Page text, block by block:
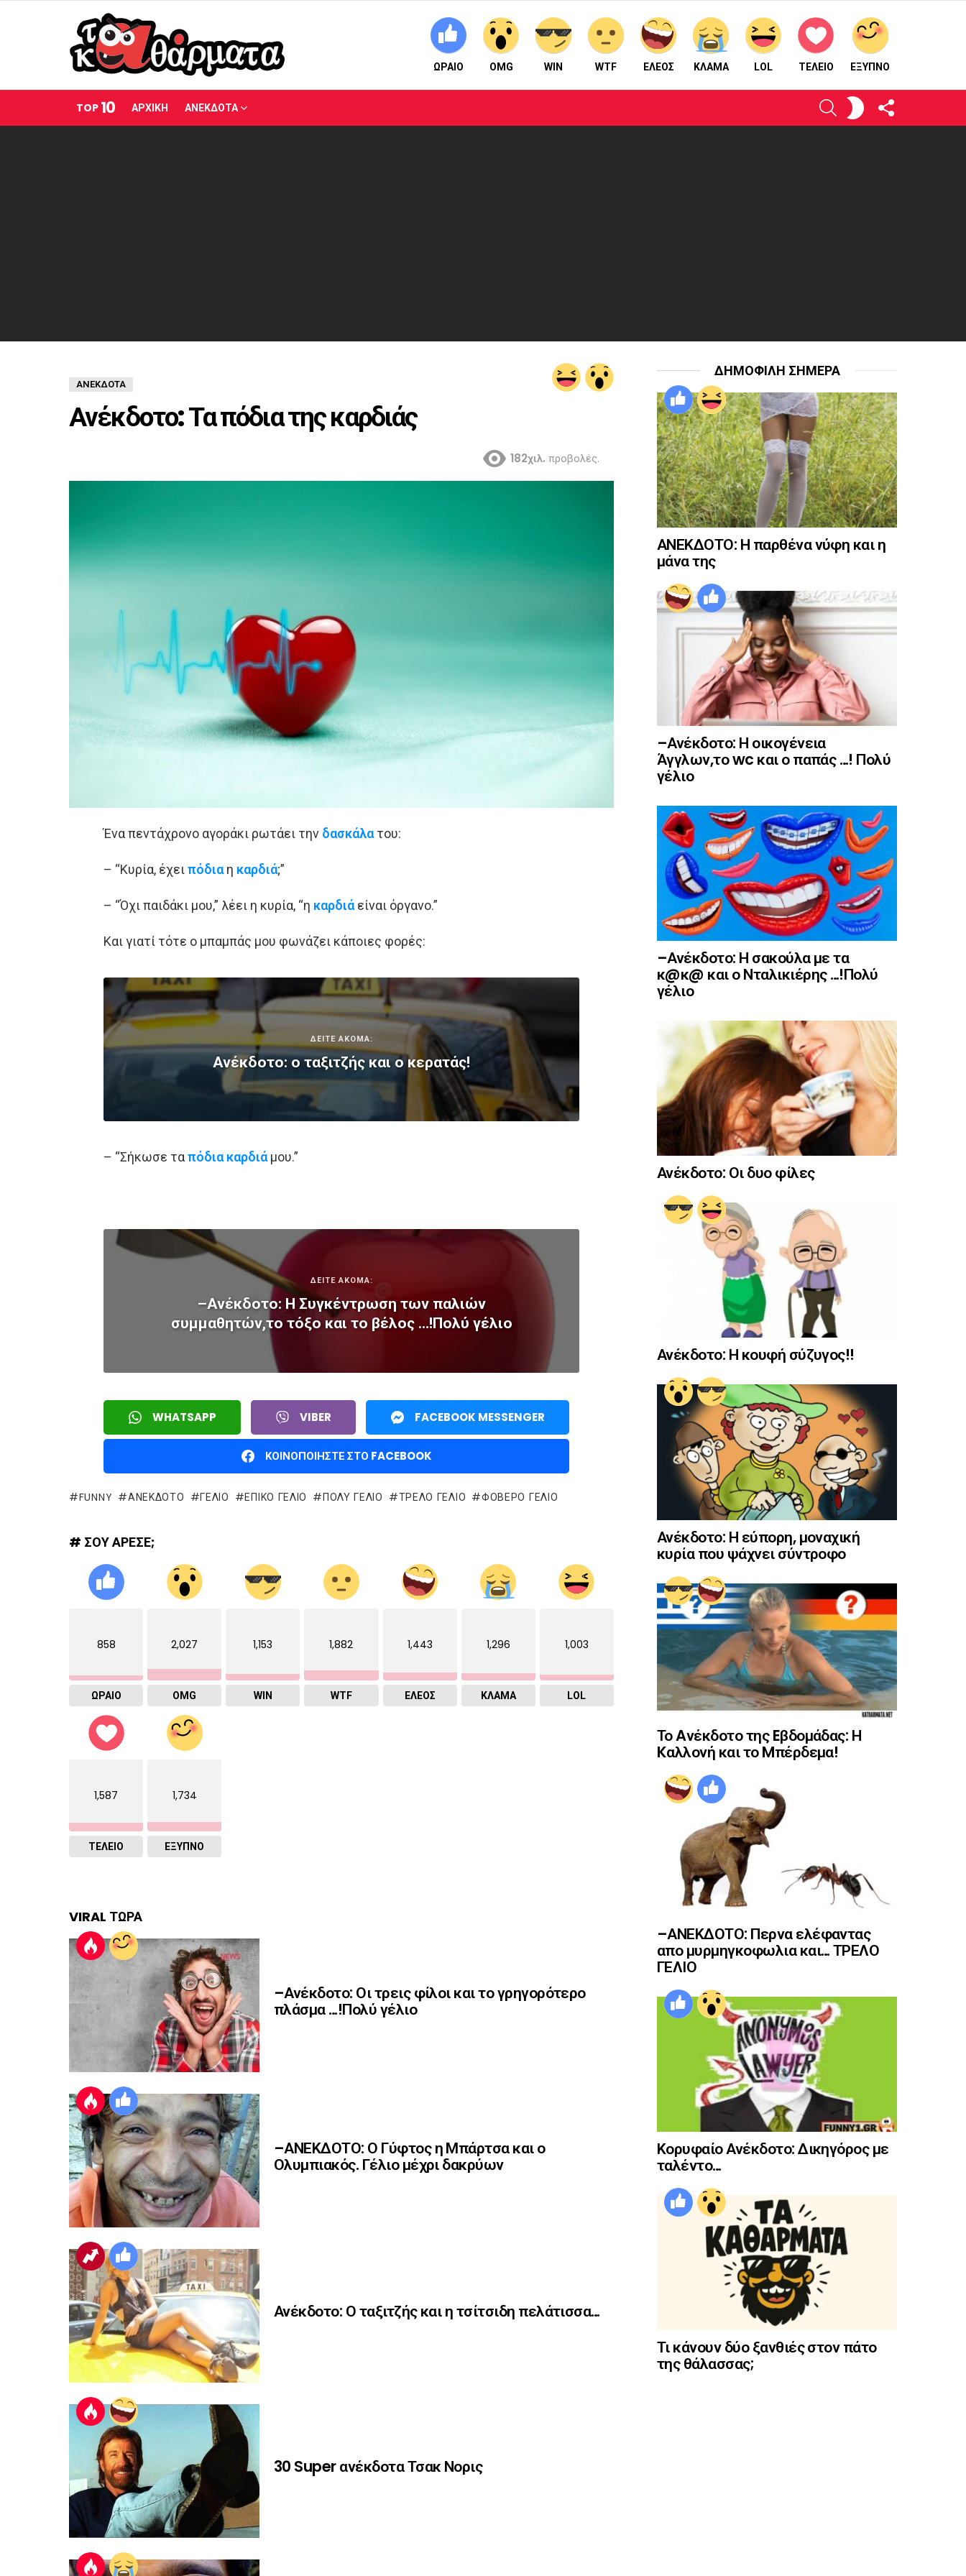
ΩΡΑΙΟ OMG WIN WTF ΕΛΕΟΣ ΚΛΑΜΑ LOL ΤΕΛΕΙΟ ΈΞΥΠΝΟ
TOP 10 ΑΡΧΙΚΗ ΑΝΕΚΔΟΤΑ
ΑΝΑΖΉΤΗΣΗΕΝΕΡΓΟΠΟΙΉΣΤΕ
ΤΟ
ΔΈΡΜΑ
ΑΝΈΚΔΟΤΑ
Ανέκδοτο: Τα πόδια της καρδιάς
182χιλ. προβολές.
Ένα πεντάχρονο αγοράκι ρωτάει την δασκάλατου:
– “Κυρία, έχειπόδιαη καρδιά;”
– “Όχι παιδάκι μου,” λέει η κυρία, “η καρδιάείναι όργανο.”
Και γιατί τότε ο μπαμπάς μου φωνάζει κάποιες φορές:
ΔΕΙΤΕ ΑΚΟΜΑ:
Ανέκδοτο: ο ταξιτζής και ο κερατάς!
– “Σήκωσε ταπόδια καρδιάμου.”
ΔΕΙΤΕ ΑΚΟΜΑ:
–Ανέκδοτο: Η Συγκέντρωση των παλιών
συμμαθητών,το τόξο και το βέλος …!Πολύ γέλιο
WHATSAPP VIBER FACEBOOK MESSENGER
ΚΟΙΝΟΠΟΙΉΣΤΕ ΣΤΟ FACEBOOK
FUNNY ΑΝΕΚΔΟΤΟ ΓΈΛΙΟ ΕΠΙΚΌ ΓΈΛΙΟ ΠΟΛΥ ΓΕΛΙΟ ΤΡΕΛΌ ΓΈΛΙΟ ΦΟΒΕΡΟ ΓΕΛΙΟ
# ΣΟΥ ΑΡΕΣΕ;
858
ΩΡΑΙΟ
2,027
OMG
1,153
WIN
1,882
WTF
1,443
ΕΛΕΟΣ
1,296
ΚΛΑΜΑ
1,003
LOL
1,587
ΤΕΛΕΙΟ
1,734
ΈΞΥΠΝΟ
VIRAL ΤΩΡΑ
–Ανέκδοτο: Οι τρεις φίλοι και το γρηγορότερο
πλάσμα …!Πολύ γέλιο
–ΑΝΕΚΔΟΤΟ: Ο Γύφτος η Μπάρτσα και ο
Ολυμπιακός. Γέλιο μέχρι δακρύων
Ανέκδοτο: Ο ταξιτζής και η τσίτσιδη πελάτισσα…
30 Super ανέκδοτα Τσακ Νορις
ΔΗΜΟΦΙΛΗ ΣΗΜΕΡΑ
ΑΝΕΚΔΟΤΟ: Η παρθένα νύφη και η
μάνα της
–Ανέκδοτο: Η οικογένεια
Άγγλων,το wc και ο παπάς …! Πολύ
γέλιο
–Ανέκδοτο: Η σακούλα με τα
κ@κ@ και ο Νταλικιέρης …!Πολύ
γέλιο
Ανέκδοτο: Οι δυο φίλες
Ανέκδοτο: Η κουφή σύζυγος!!
Ανέκδοτο: Η εύπορη, μοναχική
κυρία που ψάχνει σύντροφο
Το Aνέκδοτο της Eβδομάδας: Η
Kαλλονή και το Mπέρδεμα!
–ΑΝΕΚΔΟΤΟ: Περνα ελέφαντας
απο μυρμηγκοφωλια και… ΤΡΕΛΟ
ΓΕΛΙΟ
Κορυφαίο Ανέκδοτο: Δικηγόρος με
ταλέντο…
Τι κάνουν δύο ξανθιές στον πάτο
της θάλασσας;